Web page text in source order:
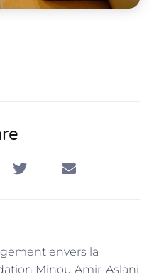
envers la
Minou Amir-Aslani